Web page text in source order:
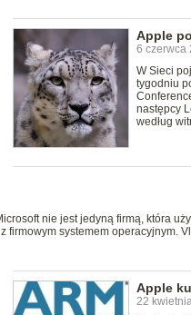
Apple
6 czerwca
W Sieci
tygodniu
następcy
według
nie jest jedyną firmą, która
firmowym systemem operacyjnym.
Apple
22